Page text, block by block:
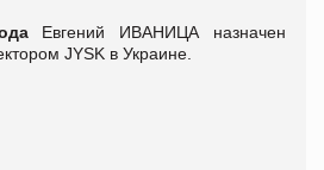
Евгений ИВАНИЦА назначен
JYSK в Украине.